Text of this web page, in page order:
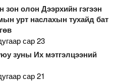
зон олон Дээрхийн гэгээн
урт наслахын тухайд бат
сар 23
зуны Их мэтгэлцээний
сар 21